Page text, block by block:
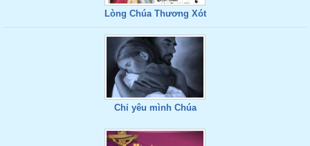
Lòng Chúa Thương Xót
Chỉ yêu mình Chúa